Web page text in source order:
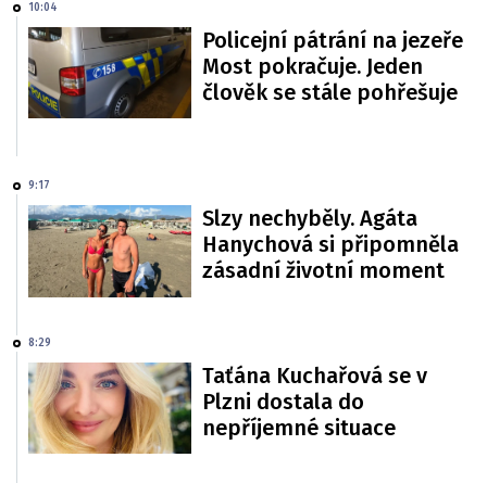
10:04
Policejní pátrání na jezeře
Most pokračuje. Jeden
člověk se stále pohřešuje
9:17
Slzy nechyběly. Agáta
Hanychová si připomněla
zásadní životní moment
8:29
Taťána Kuchařová se v
Plzni dostala do
nepříjemné situace